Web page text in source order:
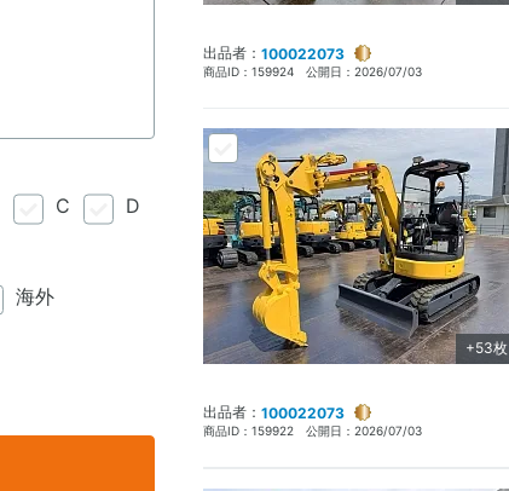
出品者： 100022073
商品ID： 159924 公開日： 2026/07/03
+53枚
出品者： 100022073
商品ID： 159922 公開日： 2026/07/03
C D
海外